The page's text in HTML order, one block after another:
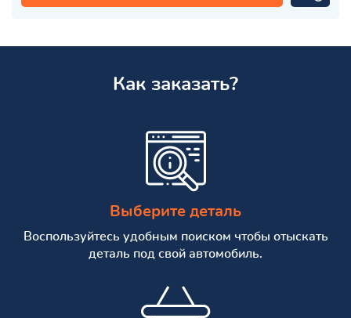
Как заказать?
Выберите деталь
Воспользуйтесь удобным поиском чтобы отыскать
деталь под свой автомобиль.